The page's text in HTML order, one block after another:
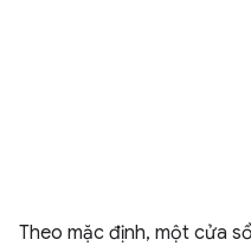
Theo mặc định, một cửa